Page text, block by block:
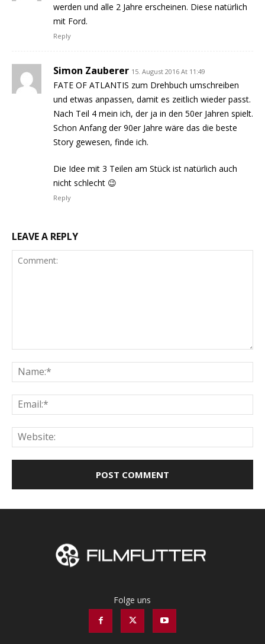
werden und alle 2 Jahre erscheinen. Diese natürlich
mit Ford.
Reply
Simon Zauberer 15. August 2016 At 11:49
FATE OF ATLANTIS zum Drehbuch umschreiben
und etwas anpassen, damit es zeitlich wieder passt.
Nach Teil 4 mein ich, der ja in den 50er Jahren spielt.
Schon Anfang der 90er Jahre wäre das die beste
Story gewesen, finde ich.
Die Idee mit 3 Teilen am Stück ist natürlich auch
nicht schlecht 😉
Reply
LEAVE A REPLY
Folge uns